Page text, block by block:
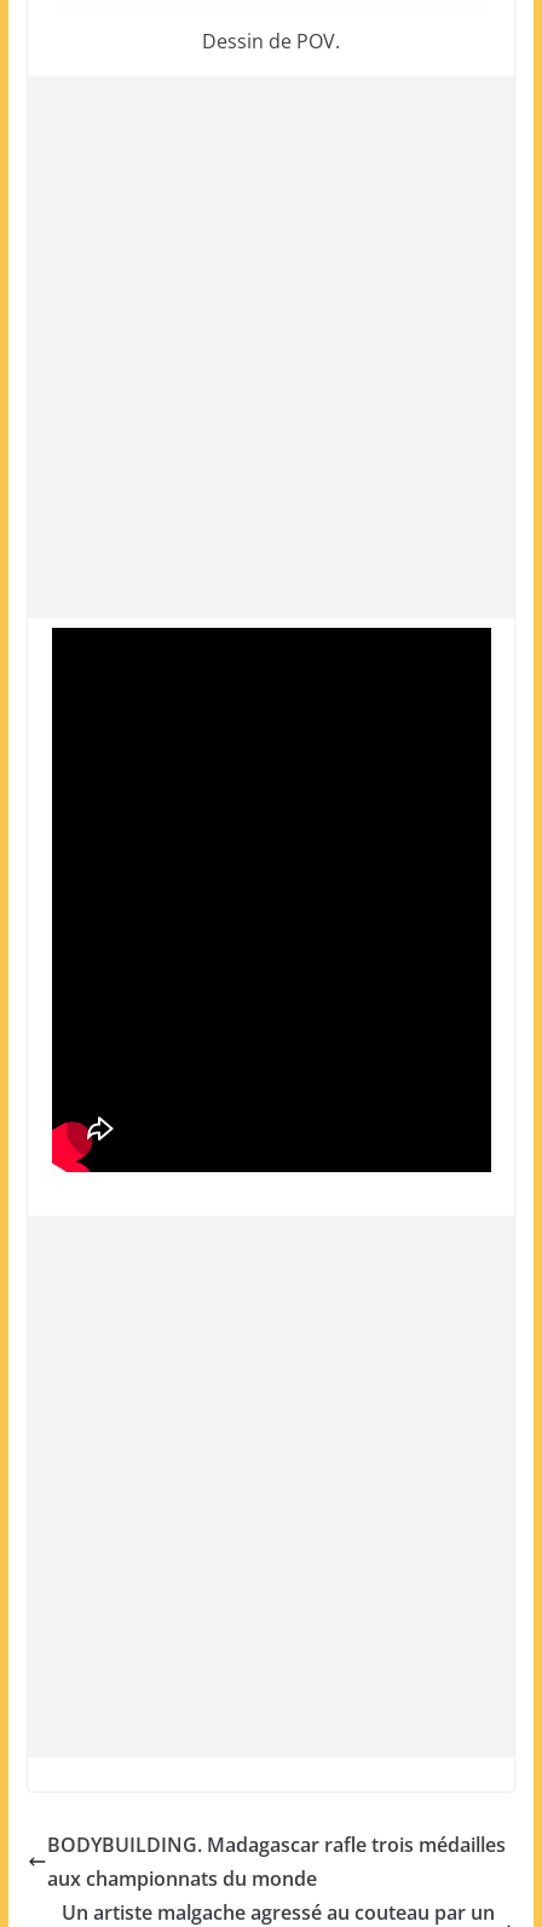
Dessin de POV.
BODYBUILDING. Madagascar rafle trois médailles
aux championnats du monde
Un artiste malgache agressé au couteau par un